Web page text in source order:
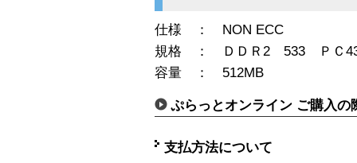
仕様 ： NON ECC
規格 ： ＤＤＲ2 533 ＰＣ
容量 ： 512MB
ぷらっとオンライン ご購入の
支払方法について